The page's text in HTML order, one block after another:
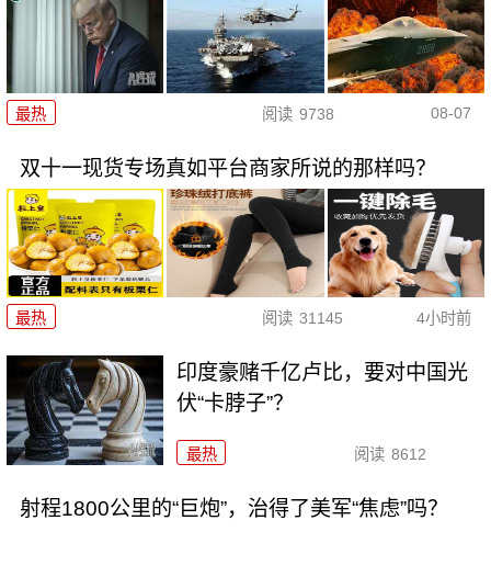
最热 阅读 9738 08-07
双十一现货专场真如平台商家所说的那样吗？
最热 阅读 31145 4小时前
印度豪赌千亿卢比，要对中国光
伏“卡脖子”？
最热 阅读 8612
射程1800公里的“巨炮”，治得了美军“焦虑”吗？